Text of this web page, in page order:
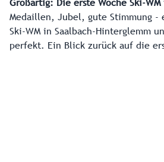
Großartig: Die erste Woche Ski-
Medaillen, Jubel, gute Stimmung -
Ski-WM in Saalbach-Hinterglemm
perfekt. Ein Blick zurück auf die